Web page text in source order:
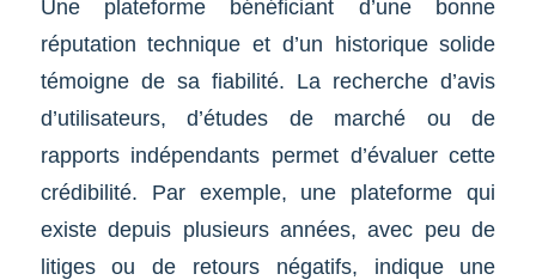
Une plateforme bénéficiant d’une bonne
réputation technique et d’un historique solide
témoigne de sa fiabilité. La recherche d’avis
d’utilisateurs, d’études de marché ou de
rapports indépendants permet d’évaluer cette
crédibilité. Par exemple, une plateforme qui
existe depuis plusieurs années, avec peu de
litiges ou de retours négatifs, indique une